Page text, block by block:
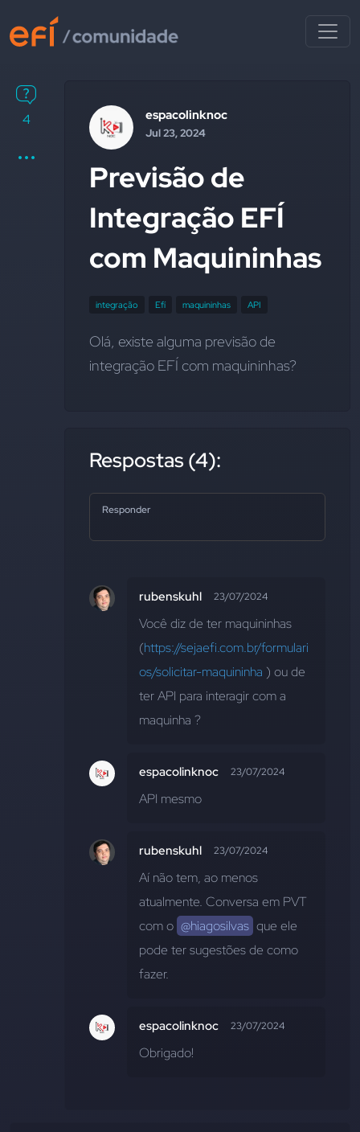
4 espacolinknoc
Jul 23, 2024
Previsão de
Integração EFÍ
com Maquininhas
integração Efí maquininhas API
Olá, existe alguma previsão de
integração EFÍ com maquininhas?
Respostas (4):
Responder
rubenskuhl 23/07/2024
Você diz de ter maquininhas
(https://sejaefi.com.br/formulari
os/solicitar-maquininha ) ou de
ter API para interagir com a
maquinha ?
espacolinknoc 23/07/2024
API mesmo
rubenskuhl 23/07/2024
Aí não tem, ao menos
atualmente. Conversa em PVT
com o @hiagosilvas que ele
pode ter sugestões de como
fazer.
espacolinknoc 23/07/2024
Obrigado!